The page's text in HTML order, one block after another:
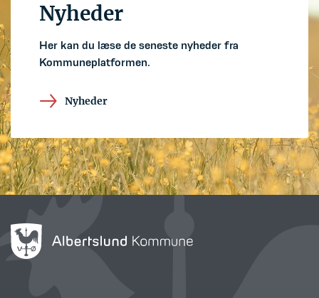
Nyheder
Her kan du læse de seneste nyheder fra
Kommuneplatformen.
Nyheder